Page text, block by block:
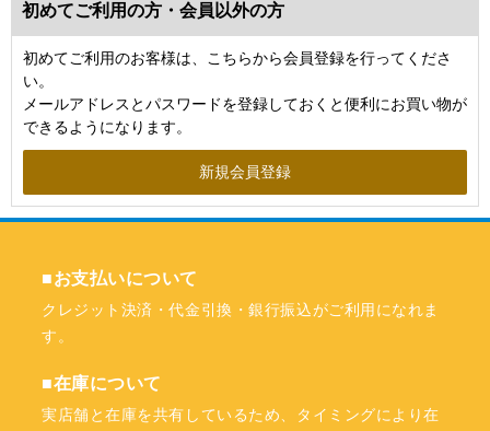
初めてご利用の方・会員以外の方
初めてご利用のお客様は、こちらから会員登録を行ってくださ
い。
メールアドレスとパスワードを登録しておくと便利にお買い物が
できるようになります。
■お支払いについて
クレジット決済・代金引換・銀行振込がご利用になれま
す。
■在庫について
実店舗と在庫を共有しているため、タイミングにより在